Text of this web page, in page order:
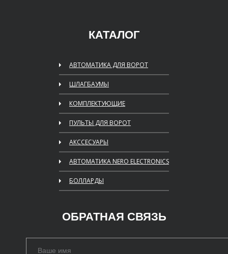
КАТАЛОГ
АВТОМАТИКА ДЛЯ ВОРОТ
ШЛАГБАУМЫ
КОМПЛЕКТУЮЩИЕ
ПУЛЬТЫ ДЛЯ ВОРОТ
АКССЕСУАРЫ
АВТОМАТИКА NERO ELECTRONICS
БОЛЛАРДЫ
ОБРАТНАЯ СВЯЗЬ